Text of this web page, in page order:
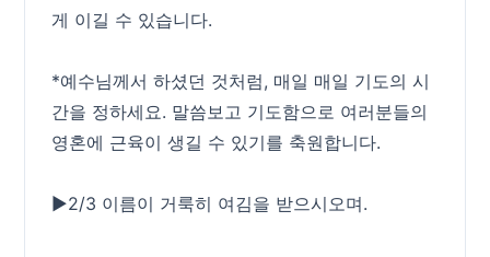
게 이길 수 있습니다.
*예수님께서 하셨던 것처럼, 매일 매일 기도의 시
간을 정하세요. 말씀보고 기도함으로 여러분들의
영혼에 근육이 생길 수 있기를 축원합니다.
▶2/3 이름이 거룩히 여김을 받으시오며.